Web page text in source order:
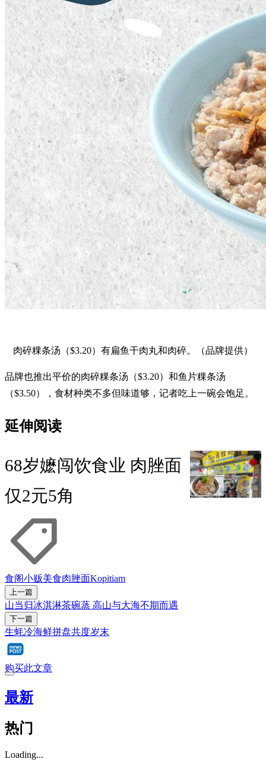
肉碎粿条汤（$3.20）有扁鱼干肉丸和肉碎。（品牌提供）
品牌也推出平价的肉碎粿条汤（$3.20）和鱼片粿条汤
（$3.50），食材种类不多但味道够，记者吃上一碗会饱足。
延伸阅读
68岁嬷闯饮食业 肉脞面
仅2元5角
食阁小贩美食肉脞面Kopitiam
上一篇
山当归冰淇淋茶碗蒸 高山与大海不期而遇
下一篇
生蚝冷海鲜拼盘共度岁末
购买此文章
最新
热门
Loading...